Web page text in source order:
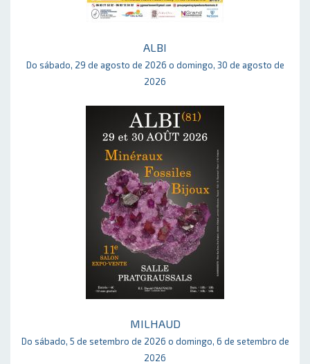
ALBI
Do sábado, 29 de agosto de 2026 o domingo, 30 de agosto de
2026
MILHAUD
Do sábado, 5 de setembro de 2026 o domingo, 6 de setembro de
2026